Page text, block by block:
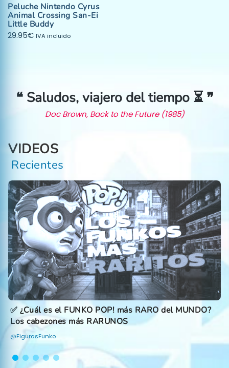
Peluche Nintendo Cyrus
Animal Crossing San-Ei
Little Buddy
29.95€ IVA incluido
❝ Saludos, viajero del tiempo ⏳ ❞
Doc Brown, Back to the Future (1985)
VIDEOS
Recientes
✅ ¿Cuál es el FUNKO POP! más RARO del MUNDO?
Los cabezones más RARUNOS
@FigurasFunko